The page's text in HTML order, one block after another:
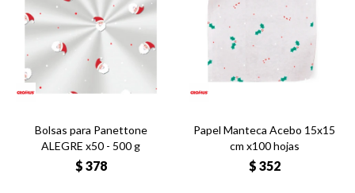
Bolsas para Panettone
ALEGRE x50 - 500 g
$ 378
Papel Manteca Acebo 15x15
cm x100 hojas
$ 352